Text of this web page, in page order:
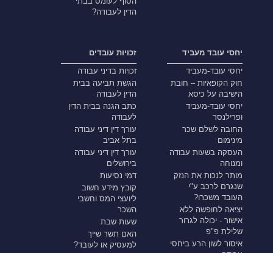
הדין לעבודה?
יחסי עובד מעביד
יחסי עובד-מעביד
חוק הקופאיות – חובת
הישיבה על כיסא
יחסי עובד-מעביד
ופרילנסר
החובה לשלם שכר
מינימום
העסקה בשעות עבודה
ומנוחה
מותר לנכות את הנזק
שנגרם לרכב ע"י
העובד משכרו?
יציאה לחופשה ללא
אישור - יכולה לגרור
שלילת פ"פ
איסור לשון הרע ביחסי
זכויות עובדים
זכויות בדיני עבודה
הגשת תביעה בבית
הדין לעבודה
כתב הגנה בבית הדין
לעבודה
עורך דין דיני עבודה
בתל אביב
עורך דין דיני עבודה
בירושלים
דמי נסיעות
קובץ מידע חשוב
ליועצי המס וחשבי
השכר
שעות שבת
האם תשר שייך
למעסיק או לעובד?